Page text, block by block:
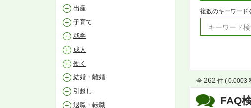
複数のキーワード
FAQ
全 262 件 ( 0.0003
出産
子育て
就学
成人
働く
結婚・離婚
引越し
退職・転職